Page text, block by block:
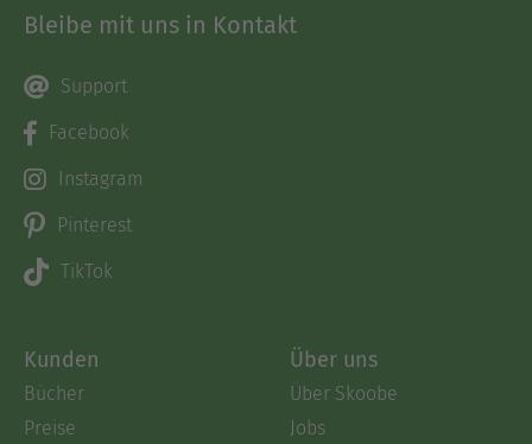
Bleibe mit uns in Kontakt
Support
Facebook
Instagram
Pinterest
TikTok
Kunden
Bücher
Preise
Über uns
Über Skoobe
Jobs